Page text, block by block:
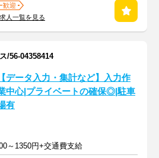
歓迎
人一覧を見る
/56-04358414
【データ入力・集計など】入力作
中心|プライベートの確保◎|駐車
有
～1350円+交通費支給